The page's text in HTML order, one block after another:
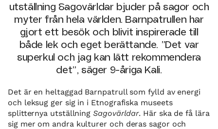
utställning Sagovärldar bjuder på sagor och
myter från hela världen. Barnpatrullen har
gjort ett besök och blivit inspirerade till
både lek och eget berättande. ”Det var
superkul och jag kan lätt rekommendera
det”, säger 9-åriga Kali.
Det är en heltaggad Barnpatrull som fylld av energi
och leksug ger sig in i Etnografiska museets
splitternya utställningSagovärldar. Här ska de få lära
sig mer om andra kulturer och deras sagor och